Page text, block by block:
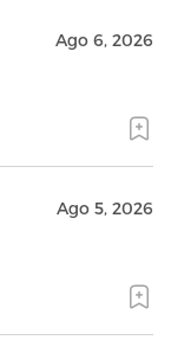
Ago 6, 2026
Ago 5, 2026